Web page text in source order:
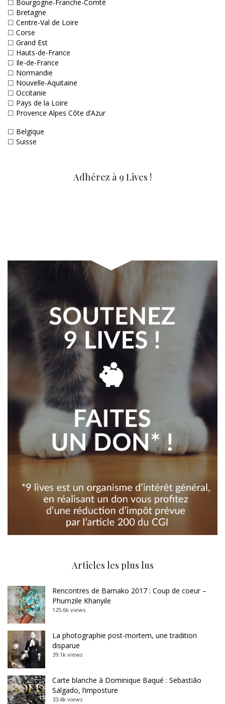
☐ Bourgogne-Franche-Comté
☐ Bretagne
☐ Centre-Val de Loire
☐ Corse
☐ Grand Est
☐ Hauts-de-France
☐ Ile-de-France
☐ Normandie
☐ Nouvelle-Aquitaine
☐ Occitanie
☐ Pays de la Loire
☐ Provence Alpes Côte d’Azur
☐ Belgique
☐ Suisse
Adhérez à 9 Lives !
Articles les plus lus
Rencontres de Bamako 2017 : Coup de coeur –
Phumzile Khanyile
125.6k views
La photographie post-mortem, une tradition
disparue
39.1k views
Carte blanche à Dominique Baqué : Sebastião
Salgado, l’imposture
33.4k views